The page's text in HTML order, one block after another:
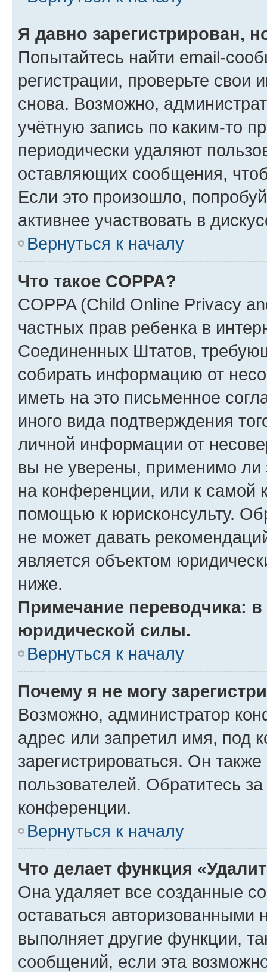
Я давно зарегистрирован,
Попытайтесь найти email-
регистрации, проверьте свои
снова. Возможно,
учётную запись по каким-то
периодически удаляют
оставляющих сообщения,
Если это произошло,
активнее участвовать в
Вернуться к началу
Что такое COPPA?
COPPA (Child Online Privacy
частных прав ребенка в
Соединенных Штатов,
собирать информацию от
иметь на это письменное
иного вида подтверждения
личной информации от
вы не уверены, применимо ли
на конференции, или к самой
помощью к юрисконсульту.
не может давать
является объектом
ниже.
Примечание переводчика:
юридической силы.
Вернуться к началу
Почему я не могу
Возможно, администратор
адрес или запретил имя, под
зарегистрироваться. Он
пользователей. Обратитесь
конференции.
Вернуться к началу
Что делает функция
Она удаляет все созданные
оставаться авторизованными
выполняет другие функции,
сообщений, если эта